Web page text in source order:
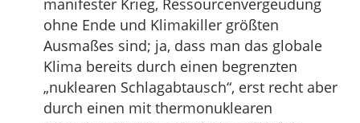
manifester Krieg, Ressourcenvergeudung
ohne Ende und Klimakiller größten
Ausmaßes sind; ja, dass man das globale
Klima bereits durch einen begrenzten
„nuklearen Schlagabtausch“, erst recht aber
durch einen mit thermonuklearen